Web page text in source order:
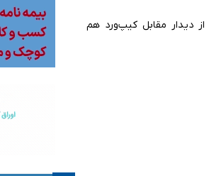
دیدار مقابل کیپ‌ورد هم